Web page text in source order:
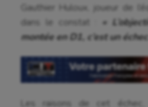
Athlétisme
Auto
Aviron
Balle à la main
Ballon au poing
Gauthier Huloux, joueur de
dans le constat : «
montée en D1, c’est un
Les raisons de cet